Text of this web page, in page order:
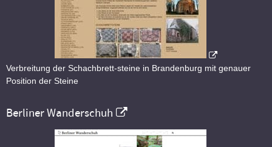
Verbreitung der Schachbrett-steine in Brandenburg mit genauer
Position der Steine
Berliner Wanderschuh